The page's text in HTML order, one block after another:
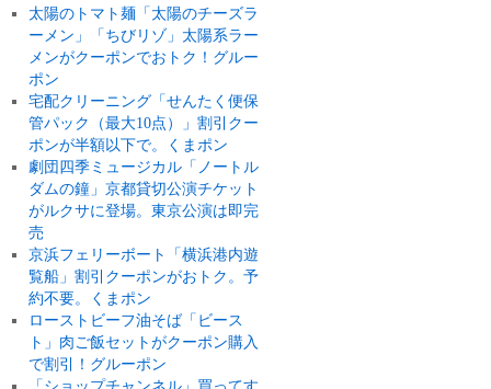
太陽のトマト麺「太陽のチーズラ
ーメン」「ちびリゾ」太陽系ラー
メンがクーポンでおトク！グルー
ポン
宅配クリーニング「せんたく便保
管パック（最大10点）」割引クー
ポンが半額以下で。くまポン
劇団四季ミュージカル「ノートル
ダムの鐘」京都貸切公演チケット
がルクサに登場。東京公演は即完
売
京浜フェリーボート「横浜港内遊
覧船」割引クーポンがおトク。予
約不要。くまポン
ローストビーフ油そば「ビース
ト」肉ご飯セットがクーポン購入
で割引！グルーポン